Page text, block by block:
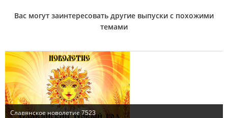
Вас могут заинтересовать другие выпуски с похожими
темами